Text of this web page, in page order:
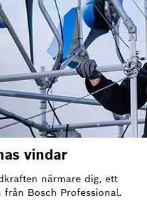
vindar
närmare dig, ett
Bosch Professional.